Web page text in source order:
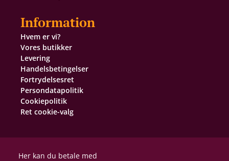
Information
Hvem er vi?
Vores butikker
Levering
Handelsbetingelser
Fortrydelsesret
Persondatapolitik
Cookiepolitik
Ret cookie-valg
Her kan du betale med